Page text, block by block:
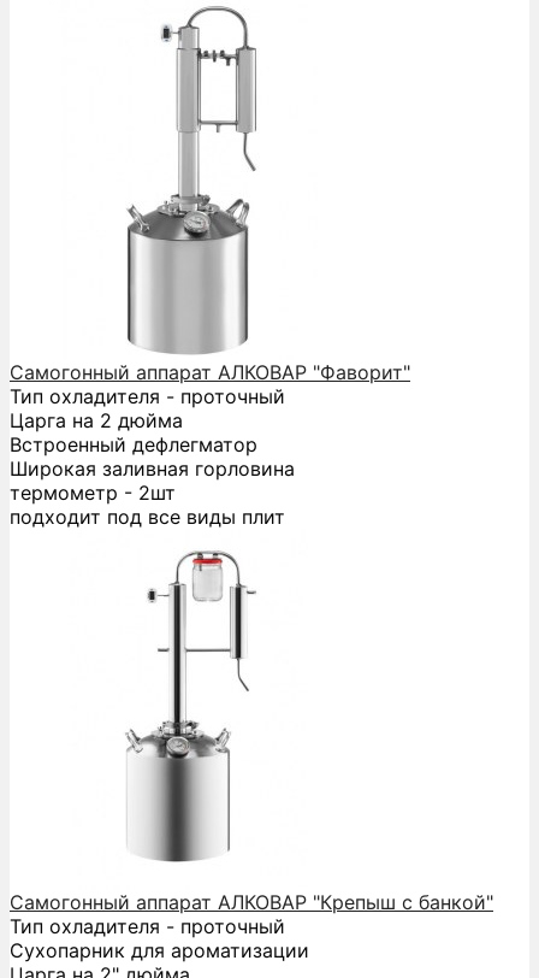
Самогонный аппарат АЛКОВАР "Фаворит"
Тип охладителя - проточный
Царга на 2 дюйма
Встроенный дефлегматор
Широкая заливная горловина
термометр - 2шт
подходит под все виды плит
Самогонный аппарат АЛКОВАР "Крепыш с банкой"
Тип охладителя - проточный
Сухопарник для ароматизации